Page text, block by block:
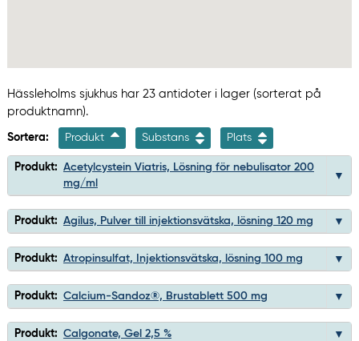
Hässleholms sjukhus har 23 antidoter i lager (sorterat på
produktnamn).
Sortera: Produkt Substans Plats
Produkt: Acetylcystein Viatris, Lösning för nebulisator 200
mg/ml
Produkt: Agilus, Pulver till injektionsvätska, lösning 120 mg
Produkt: Atropinsulfat, Injektionsvätska, lösning 100 mg
Produkt: Calcium-Sandoz®, Brustablett 500 mg
Produkt: Calgonate, Gel 2,5 %